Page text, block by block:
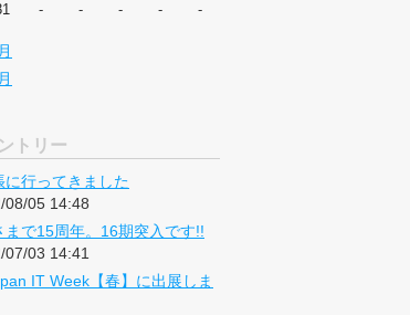
- - - - -
トリー
に行ってきました
08/05 14:48
まで15周年。16期突入です!!
07/03 14:41
IT Week【春】に出展しま